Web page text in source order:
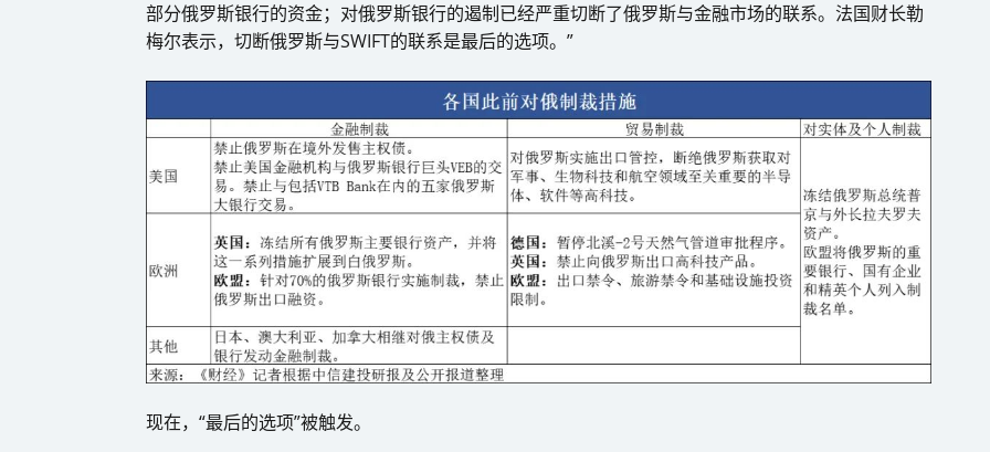
部分俄罗斯银行的资金；对俄罗斯银行的遏制已经严重切断了俄罗斯与金融市场的联系。法国财长勒
梅尔表示，切断俄罗斯与SWIFT的联系是最后的选项。”
现在，“最后的选项”被触发。